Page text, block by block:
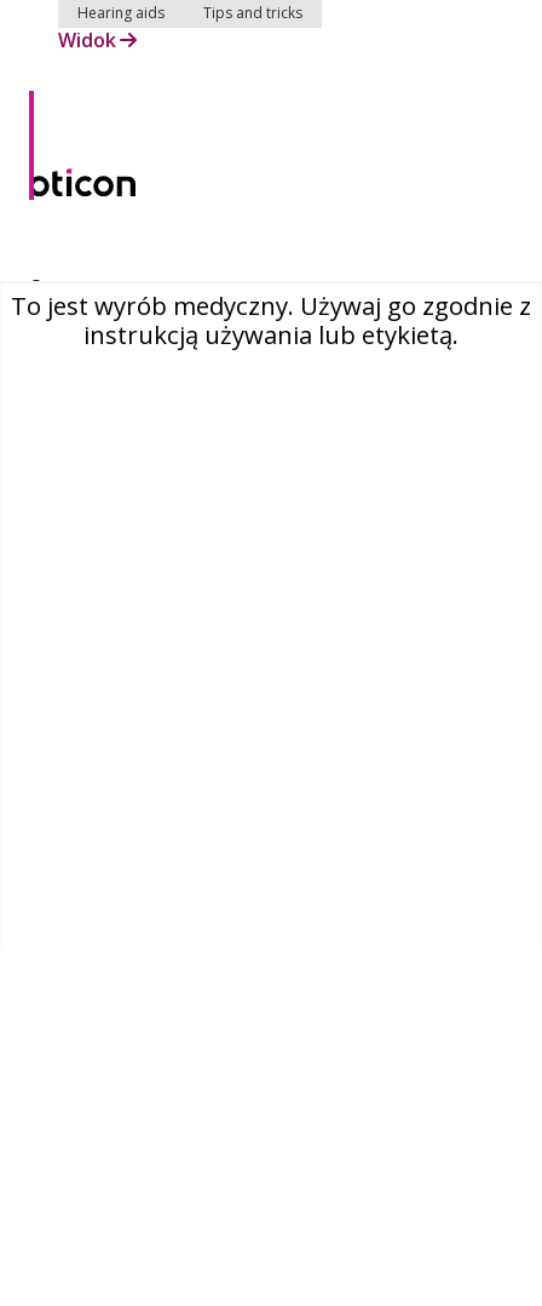
Hearing aids Tips and tricks
Widok
O nas
Kontakt
To jest wyrób medyczny. Używaj go zgodnie z
instrukcją używania lub etykietą.